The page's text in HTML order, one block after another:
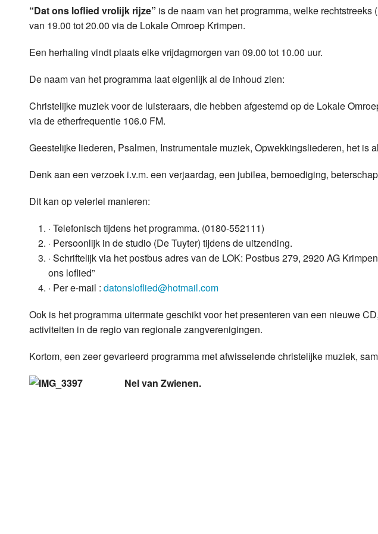
Donderdag
Vrijdag
Zaterdag
Zondag
Luister LOK Live
LOK schijf
Oude LOK programma's
“Dat ons loflied vrolijk rijze” is de naam van het programma, welke
van 19.00 tot 20.00 via de Lokale Omroep Krimpen.
Een herhaling vindt plaats elke vrijdagmorgen van 09.00 tot 10.00 uur.
De naam van het programma laat eigenlijk al de inhoud zien:
Christelijke muziek voor de luisteraars, die hebben afgestemd op de Lokale
via de etherfrequentie 106.0 FM.
Geestelijke liederen, Psalmen, Instrumentale muziek, Opwekkingsliederen, het is
Denk aan een verzoek i.v.m. een verjaardag, een jubilea, bemoediging,
Dit kan op velerlei manieren:
· Telefonisch tijdens het programma. (0180-552111)
· Persoonlijk in de studio (De Tuyter) tijdens de uitzending.
· Schriftelijk via het postbus adres van de LOK: Postbus 279, 2920 AG
ons loflied”
· Per e-mail : datonsloflied@hotmail.com
Ook is het programma uitermate geschikt voor het presenteren van een nieuwe
activiteiten in de regio van regionale zangverenigingen.
Kortom, een zeer gevarieerd programma met afwisselende christelijke muziek,
Nel van Zwienen.